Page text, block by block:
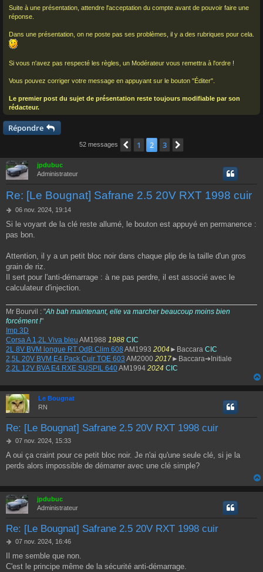
Suite à une présentation, attendre l'acceptation du compte avant de pouvoir faire une
réponse.
Dans une présentation, on ne poste pas ses problèmes, il y a des rubriques pour cela.
Si vous n'avez pas respecté les règles, un Modérateur vous remettra à l'ordre !
Vous pouvez corriger votre message en appuyant sur le bouton "Éditer".
Le premier post du sujet de présentation reste toujours modifiable par son
rédacteur.
Répondre
52 messages Précédent
1 2 3
jpdubuc
Administrateur
Re: [Le Bougnat] Safrane 2.5 20V RXT 1998 cuir
M
s
s
g
06 nov. 2024, 19:14
Si le voyant de la clé reste allumé, le bouton est appuyé en permanence :
pas bon.
Attention, il y a un petit bloc noir dans chaque plip de la taille d'un gros
grain de riz.
Il sert pour l'anti-démarrage : à ne pas perdre, il est associé avec le
calculateur d'injection.
Mr Bourvil : "Ah bah maintenant, elle va marcher beaucoup moins bien
forcément !"
Imp 3D
Corsa A 1,2L Viva bleu AM1988 1988 CIC
2L 8V BVM longue RT OdB Clim 608 AM1993 2004 ►Baccara CIC
2,5L 20V BVM E4 Pack Cuir TOE 603 AM2000 2017►Baccara➔Initiale
2,2L 12V BVA E4 RXE SUSPIL 640AM1994 2024 CIC
Le Bougnat
RN
Re: [Le Bougnat] Safrane 2.5 20V RXT 1998 cuir
M
s
s
e
07 nov. 2024, 15:33
A oui ça craint pour ce petit bloc noir. Je n'ai qu'une seule clé, si je la
perds alors impossible de démarrer avec une clé simple?
jpdubuc
Administrateur
Re: [Le Bougnat] Safrane 2.5 20V RXT 1998 cuir
M
s
s
07 nov. 2024, 16:46
Il me semble que non.
C'est le principe même de la sécurité anti-démarrage.